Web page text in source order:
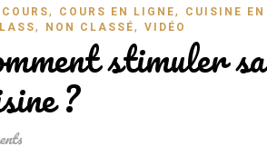
COURS, COURS EN LIGNE,
CUISINE EN
, NON CLASSÉ, VIDÉO
stimuler sa
?